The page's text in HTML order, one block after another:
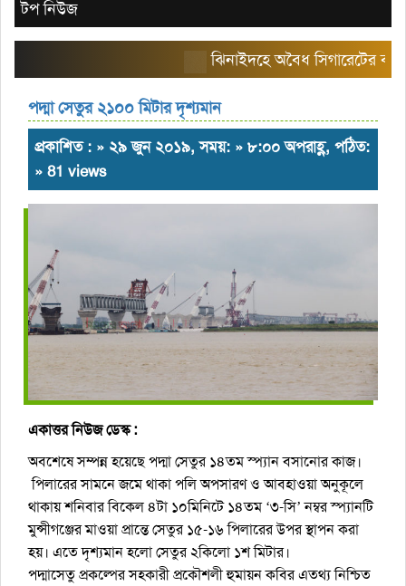
টপ নিউজ
ঝিনাইদহে অবৈধ সিগারেটের বাজার
পদ্মা সেতুর ২১০০ মিটার দৃশ্যমান
প্রকাশিত : » ২৯ জুন ২০১৯, সময়: » ৮:০০ অপরাহ্ণ, পঠিত:
» 81 views
একাত্তর নিউজ ডেস্ক :
অবশেষে সম্পন্ন হয়েছে পদ্মা সেতুর ১৪তম স্প্যান বসানোর কাজ।
পিলারের সামনে জমে থাকা পলি অপসারণ ও আবহাওয়া অনুকূলে
থাকায় শনিবার বিকেল ৪টা ১০মিনিটে ১৪তম ‘৩-সি’ নম্বর স্প্যানটি
মুন্সীগঞ্জের মাওয়া প্রান্তে সেতুর ১৫-১৬ পিলারের উপর স্থাপন করা
হয়। এতে দৃশ্যমান হলো সেতুর ২কিলো ১শ মিটার।
পদ্মাসেতু প্রকল্পের সহকারী প্রকৌশলী হুমায়ন কবির এতথ্য নিশ্চিত